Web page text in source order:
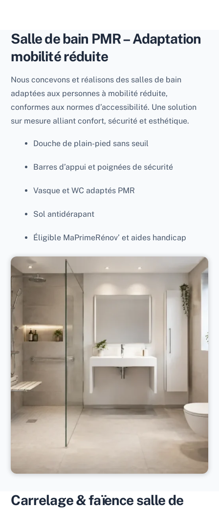
Salle de bain PMR – Adaptation
mobilité réduite
Nous concevons et réalisons des salles de bain
adaptées aux personnes à mobilité réduite,
conformes aux normes d’accessibilité. Une solution
sur mesure alliant confort, sécurité et esthétique.
Douche de plain-pied sans seuil
Barres d’appui et poignées de sécurité
Vasque et WC adaptés PMR
Sol antidérapant
Éligible MaPrimeRénov’ et aides handicap
Carrelage & faïence salle de